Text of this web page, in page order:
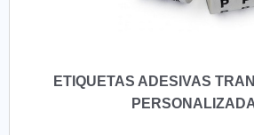
indústrias, servem tanto para
logomarcas, verniz, laminação,
de mecanismos antifraude e
ETIQUETAS ADESIVAS